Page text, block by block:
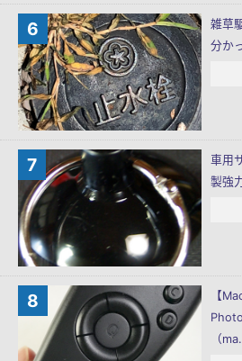
雑草
分か
車用
製強
【
（